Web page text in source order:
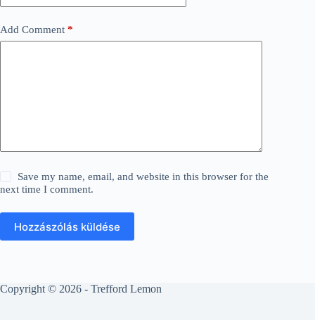
Add Comment *
Save my name, email, and website in this browser for the
next time I comment.
Hozzászólás küldése
Copyright © 2026 - Trefford Lemon